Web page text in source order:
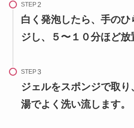
STEP
白く発泡したら、手の
ジし、５〜１０分ほど放
STEP
ジェルをスポンジで取り
湯でよく洗い流します。